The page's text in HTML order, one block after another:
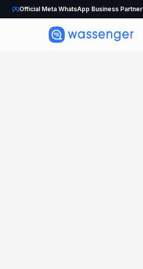
Official Meta WhatsApp Business Partner